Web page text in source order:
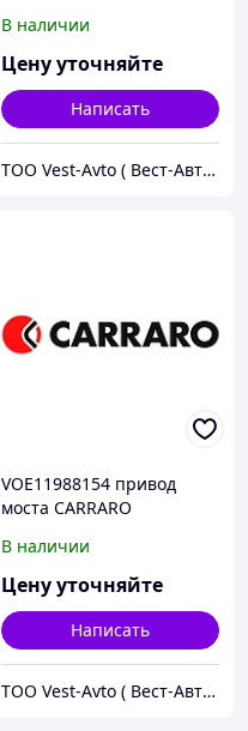
В наличии
Цену уточняйте
Написать
ТОО Vest-Avto ( Вест-Авто )
VOE11988154 привод
моста CARRARO
В наличии
Цену уточняйте
Написать
ТОО Vest-Avto ( Вест-Авто )